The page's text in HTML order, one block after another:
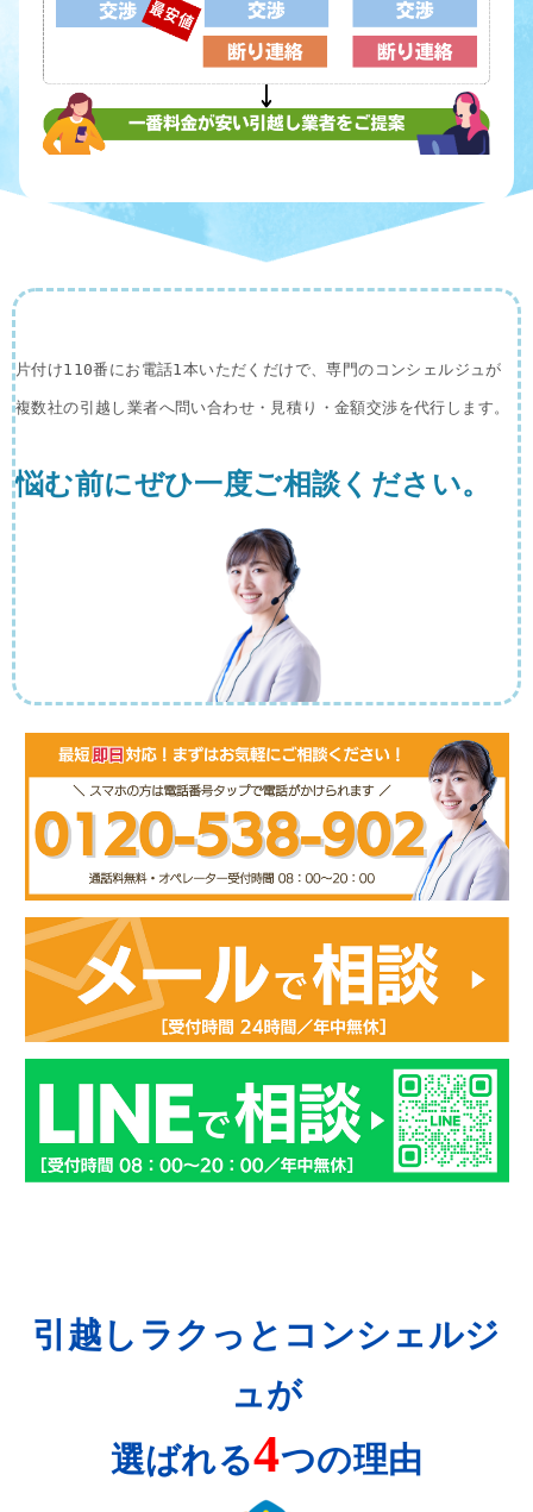
片付け110番にお電話1本いただくだけで、専門のコンシェルジュが
複数社の引越し業者へ問い合わせ・見積り・金額交渉を代行します。
悩む前にぜひ一度ご相談ください。
引越しラクっとコンシェルジ
ュが
選ばれる4つの理由